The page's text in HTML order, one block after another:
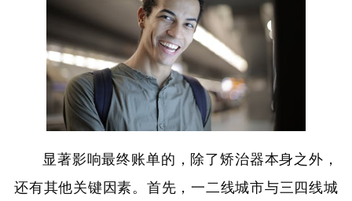
显著影响最终账单的，除了矫治器本身之外，
还有其他关键因素。首先，一二线城市与三四线城